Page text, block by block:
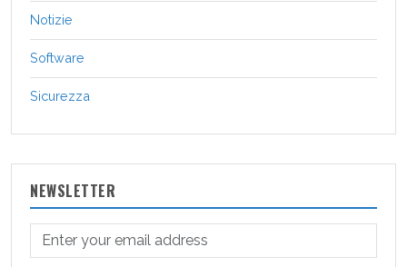
Notizie
Software
Sicurezza
NEWSLETTER